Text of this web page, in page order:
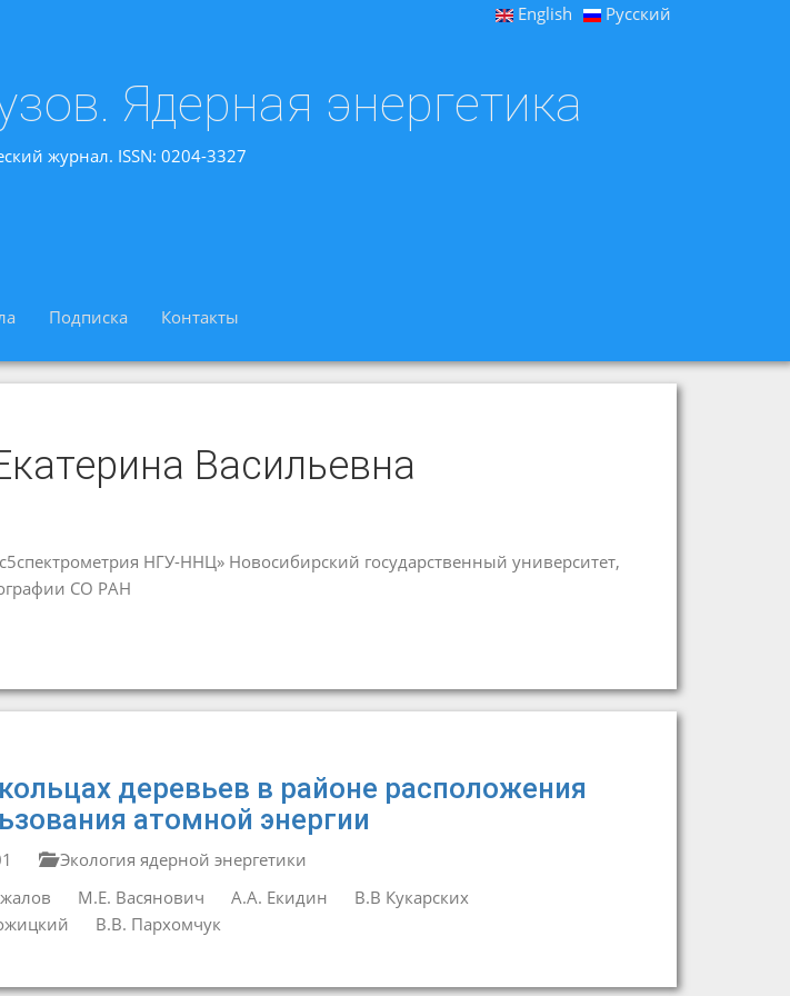
English Русский
Ядерная энергетика
журнал. ISSN: 0204-3327
Подписка Контакты
Васильевна
НГУ-ННЦ» Новосибирский государственный университет,
СО РАН
деревьев в районе расположения
атомной энергии
Экология ядерной энергетики
М.Е. Васянович А.А. Екидин
В.В Кукарских
В.В. Пархомчук